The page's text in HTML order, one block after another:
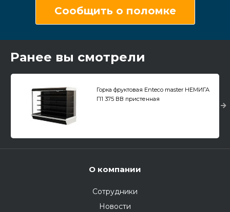
Сообщить о поломке
Ранее вы смотрели
Горка фруктовая Enteco master НЕМИГА
П1 375 ВВ пристенная
О компании
Сотрудники
Новости